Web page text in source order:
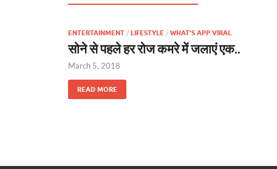
ENTERTAINMENT / LIFESTYLE / WHAT'S APP VIRAL
सोने से पहले हर रोज कमरे में जलाएं एक..
March 5, 2018
READ MORE